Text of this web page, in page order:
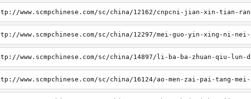
www.scmpchinese.com/sc/china/12162/cnpcni-jian-xin-tian-
www.scmpchinese.com/sc/china/12297/mei-guo-yin-xing-ni-
www.scmpchinese.com/sc/china/14897/li-ba-ba-zhuan-qiu-lun-
www.scmpchinese.com/sc/china/16124/ao-men-zai-pai-tang-mei-